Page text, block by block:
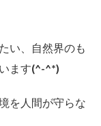
い、自然界のも
ます(^-^*)
を人間が守らな